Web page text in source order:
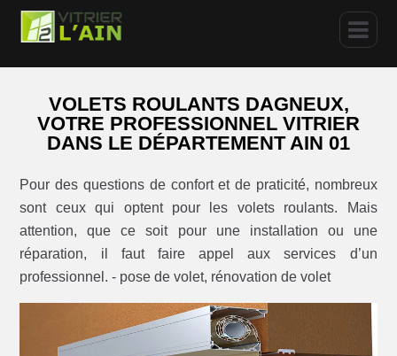
VOLETS ROULANTS DAGNEUX,
VOTRE PROFESSIONNEL VITRIER
DANS LE DÉPARTEMENT AIN 01
Pour des questions de confort et de praticité, nombreux
sont ceux qui optent pour les volets roulants. Mais
attention, que ce soit pour une installation ou une
réparation, il faut faire appel aux services d’un
professionnel. - pose de volet, rénovation de volet